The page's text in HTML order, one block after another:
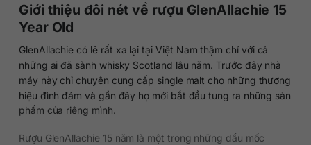
Giới thiệu đôi nét về rượu GlenAllachie 15
Year Old
GlenAllachie có lẽ rất xa lại tại Việt Nam thậm chí với cả
những ai đã sành whisky Scotland lâu năm. Trước đây nhà
máy này chỉ chuyên cung cấp single malt cho những thương
hiệu đình đám và gần đây họ mới bắt đầu tung ra những sản
phẩm của riêng mình.
Rượu GlenAllachie 15 năm là một trong những dấu mốc